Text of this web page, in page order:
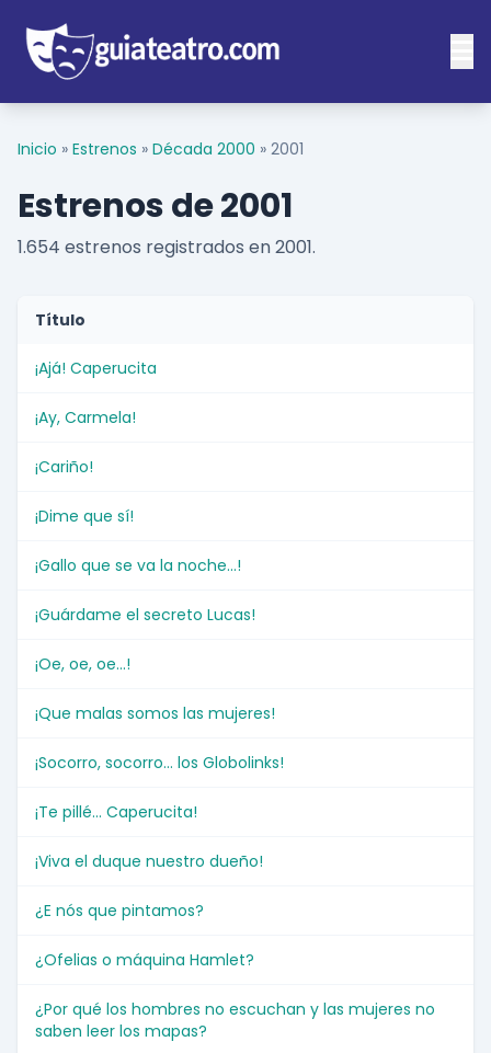
Inicio » Estrenos » Década 2000 » 2001
Estrenos de 2001
1.654 estrenos registrados en 2001.
Título
¡Ajá! Caperucita
¡Ay, Carmela!
¡Cariño!
¡Dime que sí!
¡Gallo que se va la noche...!
¡Guárdame el secreto Lucas!
¡Oe, oe, oe...!
¡Que malas somos las mujeres!
¡Socorro, socorro... los Globolinks!
¡Te pillé... Caperucita!
¡Viva el duque nuestro dueño!
¿E nós que pintamos?
¿Ofelias o máquina Hamlet?
¿Por qué los hombres no escuchan y las mujeres no
saben leer los mapas?